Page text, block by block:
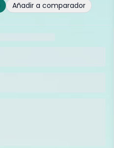
Añadir a comparador